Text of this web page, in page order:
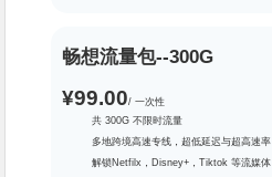
畅想流量包--300G
¥99.00/ 一次性
共 300G 不限时流量
多地跨境高速专线，超低延迟与超高速率
解锁Netfilx，Disney+，Tiktok 等流媒体